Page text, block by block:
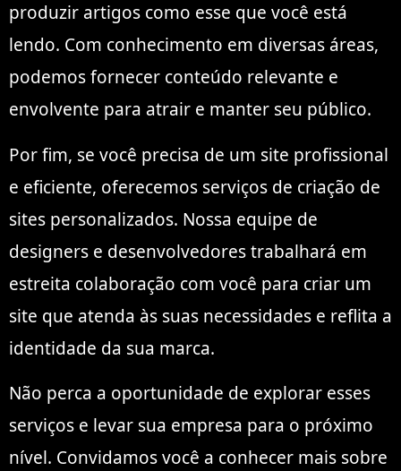
produzir artigos como esse que você está
lendo. Com conhecimento em diversas áreas,
podemos fornecer conteúdo relevante e
envolvente para atrair e manter seu público.
Por fim, se você precisa de um site profissional
e eficiente, oferecemos serviços de criação de
sites personalizados. Nossa equipe de
designers e desenvolvedores trabalhará em
estreita colaboração com você para criar um
site que atenda às suas necessidades e reflita a
identidade da sua marca.
Não perca a oportunidade de explorar esses
serviços e levar sua empresa para o próximo
nível. Convidamos você a conhecer mais sobre